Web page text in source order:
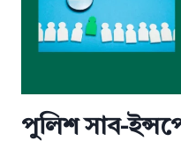
পুলিশ সাব-